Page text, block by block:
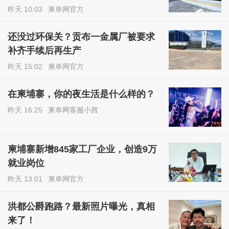
昨天 10:03 柬单网官方
还没过环保关？贡布一金属厂被要求
补齐手续后再生产
昨天 15:02 柬单网官方
在柬埔寨，你的夜生活是什么样的？
昨天 16:25 柬单网客服小茜
柬埔寨新增845家工厂企业，创造9万
就业岗位
昨天 13:01 柬单网官方
洪都公爵跑路？最新照片曝光，真相
来了！